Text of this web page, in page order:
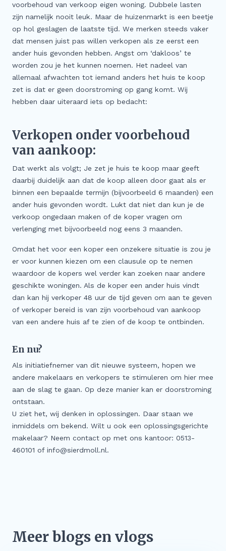
Gratis Zoekservice
Blog & Vlog
Veelgestelde vragen
voorbehoud van verkoop eigen woning. Dubbele lasten
zijn namelijk nooit leuk. Maar de huizenmarkt is een beetje
op hol geslagen de laatste tijd. We merken steeds vaker
dat mensen juist pas willen verkopen als ze eerst een
ander huis gevonden hebben. Angst om ‘dakloos’ te
worden zou je het kunnen noemen. Het nadeel van
allemaal afwachten tot iemand anders het huis te koop
zet is dat er geen doorstroming op gang komt. Wij
hebben daar uiteraard iets op bedacht:
Verkopen onder voorbehoud
van aankoop:
Dat werkt als volgt; Je zet je huis te koop maar geeft
daarbij duidelijk aan dat de koop alleen door gaat als er
binnen een bepaalde termijn (bijvoorbeeld 6 maanden) een
ander huis gevonden wordt. Lukt dat niet dan kun je de
verkoop ongedaan maken of de koper vragen om
verlenging met bijvoorbeeld nog eens 3 maanden.
Omdat het voor een koper een onzekere situatie is zou je
er voor kunnen kiezen om een clausule op te nemen
waardoor de kopers wel verder kan zoeken naar andere
geschikte woningen. Als de koper een ander huis vindt
dan kan hij verkoper 48 uur de tijd geven om aan te geven
of verkoper bereid is van zijn voorbehoud van aankoop
van een andere huis af te zien of de koop te ontbinden.
En nu?
Als initiatiefnemer van dit nieuwe systeem, hopen we
andere makelaars en verkopers te stimuleren om hier mee
aan de slag te gaan. Op deze manier kan er doorstroming
ontstaan.
U ziet het, wij denken in oplossingen. Daar staan we
inmiddels om bekend. Wilt u ook een oplossingsgerichte
makelaar? Neem contact op met ons kantoor: 0513-
460101 of info@sierdmoll.nl.
Meer blogs en vlogs